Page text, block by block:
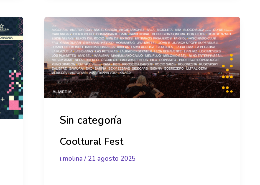
Sin categoría
Cooltural Fest
i.molina/ 21 agosto 2025